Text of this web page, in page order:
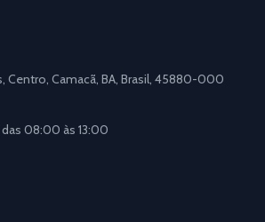
Centro, Camacã, BA, Brasil, 45880-000
08:00 às 13:00